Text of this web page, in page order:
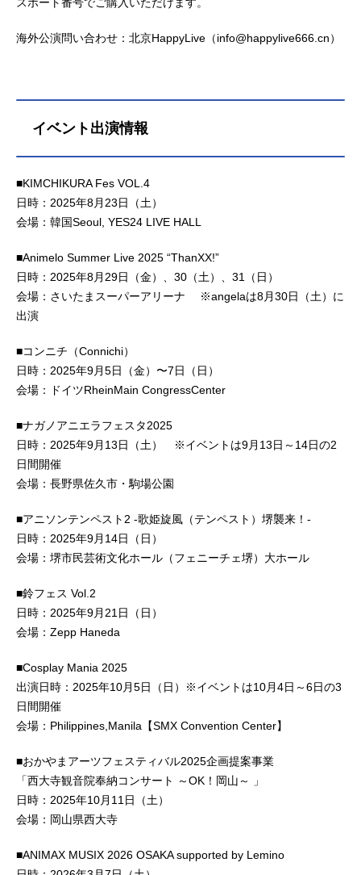
スポート番号でご購入いただけます。
海外公演問い合わせ：北京HappyLive（info@happylive666.cn）
イベント出演情報
■KIMCHIKURA Fes VOL.4
日時：2025年8月23日（土）
会場：韓国Seoul, YES24 LIVE HALL
■Animelo Summer Live 2025 “ThanXX!”
日時：2025年8月29日（金）、30（土）、31（日）
会場：さいたまスーパーアリーナ ※angelaは8月30日（土）に
出演
■コンニチ（Connichi）
日時：2025年9月5日（金）〜7日（日）
会場：ドイツRheinMain CongressCenter
■ナガノアニエラフェスタ2025
日時：2025年9月13日（土） ※イベントは9月13日～14日の2
日間開催
会場：長野県佐久市・駒場公園
■アニソンテンペスト2 -歌姫旋風（テンペスト）堺襲来！-
日時：2025年9月14日（日）
会場：堺市民芸術文化ホール（フェニーチェ堺）大ホール
■鈴フェス Vol.2
日時：2025年9月21日（日）
会場：Zepp Haneda
■Cosplay Mania 2025
出演日時：2025年10月5日（日）※イベントは10月4日～6日の3
日間開催
会場：Philippines,Manila【SMX Convention Center】
■おかやまアーツフェスティバル2025企画提案事業
「西大寺観音院奉納コンサート ～OK！岡山～ 」
日時：2025年10月11日（土）
会場：岡山県西大寺
■ANIMAX MUSIX 2026 OSAKA supported by Lemino